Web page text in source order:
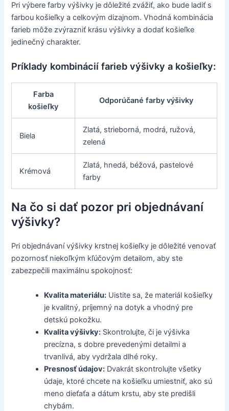
Pri výbere farby výšivky je dôležité zvážiť, ako bude ladiť s
farbou košieľky a celkovým dizajnom. Vhodná kombinácia
farieb môže zvýrazniť krásu výšivky a dodať košieľke
jedinečný charakter.
Príklady kombinácií farieb výšivky a košieľky:
Farba
košieľky
Odporúčané farby výšivky
Biela
Zlatá, strieborná, modrá, ružová,
zelená
Krémová
Zlatá, hnedá, béžová, pastelové
farby
Na čo si dať pozor pri objednávaní
výšivky?
Pri objednávaní výšivky krstnej košieľky je dôležité venovať
pozornosť niekoľkým kľúčovým detailom, aby ste
zabezpečili maximálnu spokojnosť:
Kvalita materiálu: Uistite sa, že materiál košieľky
je kvalitný, príjemný na dotyk a vhodný pre
detskú pokožku.
Kvalita výšivky: Skontrolujte, či je výšivka
precízna, s dobre prevedenými detailmi a
trvanlivá, aby vydržala dlhé roky.
Presnosť údajov: Dvakrát skontrolujte všetky
údaje, ktoré chcete na košieľku umiestniť, ako sú
meno dieťaťa a dátum krstu, aby ste predišli
chybám.